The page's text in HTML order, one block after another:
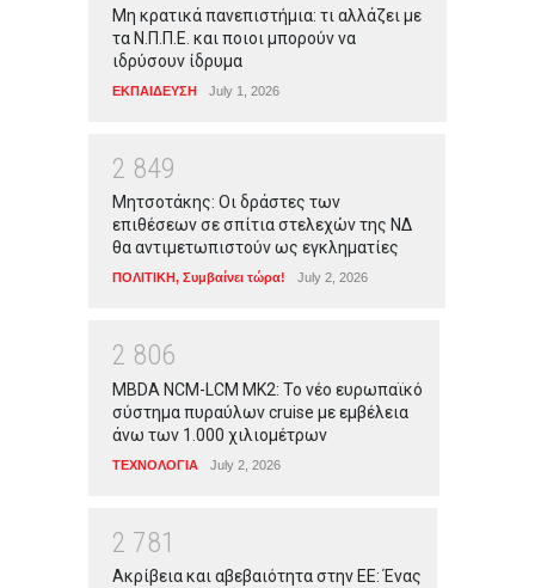
Μη κρατικά πανεπιστήμια: τι αλλάζει με
τα Ν.Π.Π.Ε. και ποιοι μπορούν να
ιδρύσουν ίδρυμα
ΕΚΠΑΙΔΕΥΣΗ July 1, 2026
2 849
Μητσοτάκης: Οι δράστες των
επιθέσεων σε σπίτια στελεχών της ΝΔ
θα αντιμετωπιστούν ως εγκληματίες
ΠΟΛΙΤΙΚΗ, Συμβαίνει τώρα! July 2, 2026
2 806
MBDA NCM-LCM MK2: Το νέο ευρωπαϊκό
σύστημα πυραύλων cruise με εμβέλεια
άνω των 1.000 χιλιομέτρων
ΤΕΧΝΟΛΟΓΙΑ July 2, 2026
2 781
Ακρίβεια και αβεβαιότητα στην ΕΕ: Ένας